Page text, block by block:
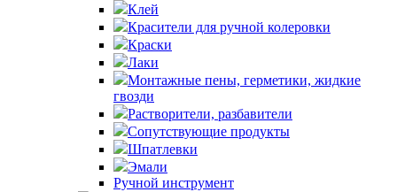
Клей
Красители для ручной колеровки
Краски
Лаки
Монтажные пены, герметики, жидкие
гвозди
Растворители, разбавители
Сопутствующие продукты
Шпатлевки
Эмали
Ручной инструмент